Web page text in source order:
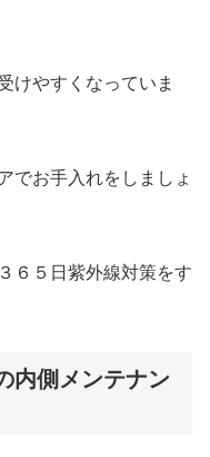
けやすくなっていま
でお手入れをしましょ
６５日紫外線対策をす
内側メンテナン